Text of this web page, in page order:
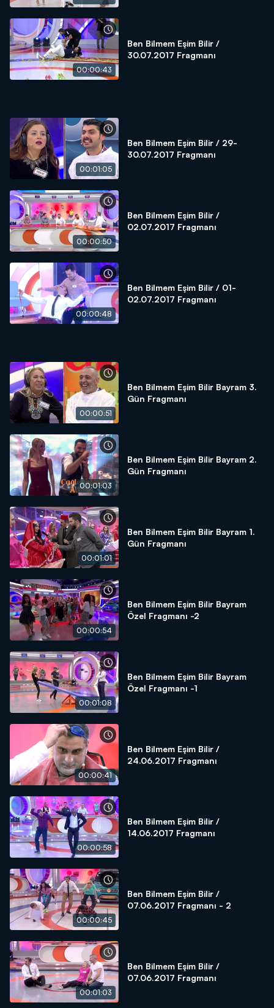
00:00:43
Ben Bilmem Eşim Bilir /
30.07.2017 Fragmanı
00:01:05
Ben Bilmem Eşim Bilir / 29-
30.07.2017 Fragmanı
00:00:50
Ben Bilmem Eşim Bilir /
02.07.2017 Fragmanı
00:00:48
Ben Bilmem Eşim Bilir / 01-
02.07.2017 Fragmanı
00:00:51
Ben Bilmem Eşim Bilir Bayram 3.
Gün Fragmanı
00:01:03
Ben Bilmem Eşim Bilir Bayram 2.
Gün Fragmanı
00:01:01
Ben Bilmem Eşim Bilir Bayram 1.
Gün Fragmanı
00:00:54
Ben Bilmem Eşim Bilir Bayram
Özel Fragmanı -2
00:01:08
Ben Bilmem Eşim Bilir Bayram
Özel Fragmanı -1
00:00:41
Ben Bilmem Eşim Bilir /
24.06.2017 Fragmanı
00:00:58
Ben Bilmem Eşim Bilir /
14.06.2017 Fragmanı
00:00:45
Ben Bilmem Eşim Bilir /
07.06.2017 Fragmanı - 2
00:01:03
Ben Bilmem Eşim Bilir /
07.06.2017 Fragmanı